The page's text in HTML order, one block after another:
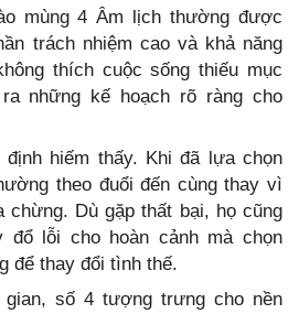
mùng 4 Âm lịch thường được
trách nhiệm cao và khả năng
thích cuộc sống thiếu mục
những kế hoạch rõ ràng cho
hiếm thấy. Khi đã lựa chọn
theo đuổi đến cùng thay vì
chừng. Dù gặp thất bại, họ cũng
đổ lỗi cho hoàn cảnh mà chọn
để thay đổi tình thế.
gian, số 4 tượng trưng cho nền